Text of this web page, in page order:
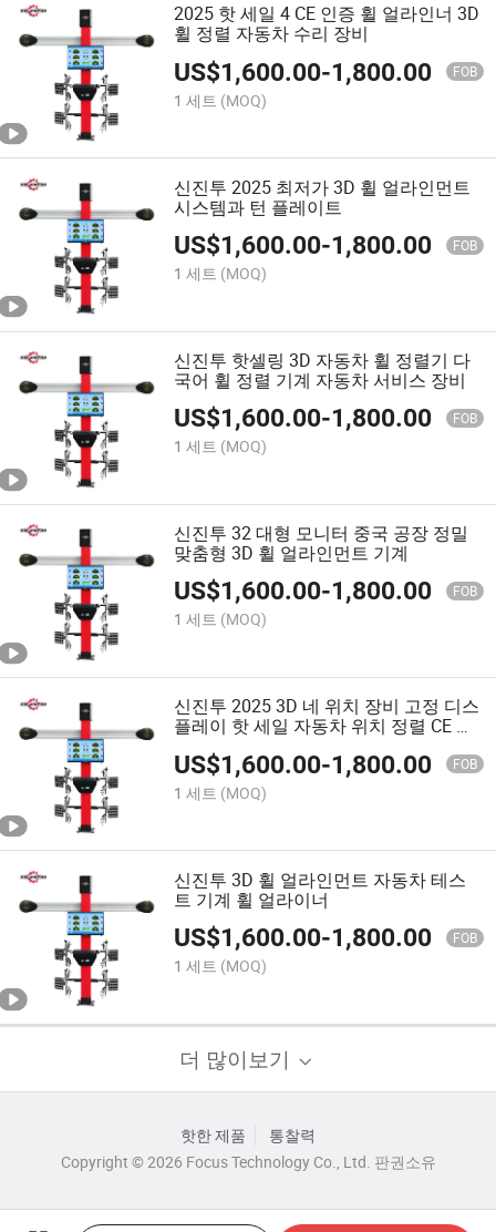
2025 핫 세일 4 CE 인증 휠 얼라인너 3D
휠 정렬 자동차 수리 장비
US$1,600.00-1,800.00 FOB
1 세트 (MOQ)
신진투 2025 최저가 3D 휠 얼라인먼트
시스템과 턴 플레이트
US$1,600.00-1,800.00 FOB
1 세트 (MOQ)
신진투 핫셀링 3D 자동차 휠 정렬기 다
국어 휠 정렬 기계 자동차 서비스 장비
US$1,600.00-1,800.00 FOB
1 세트 (MOQ)
신진투 32 대형 모니터 중국 공장 정밀
맞춤형 3D 휠 얼라인먼트 기계
US$1,600.00-1,800.00 FOB
1 세트 (MOQ)
신진투 2025 3D 네 위치 장비 고정 디스
플레이 핫 세일 자동차 위치 정렬 CE 인
US$1,600.00-1,800.00 FOB
1 세트 (MOQ)
신진투 3D 휠 얼라인먼트 자동차 테스
트 기계 휠 얼라이너
US$1,600.00-1,800.00 FOB
1 세트 (MOQ)
더 많이보기
핫한 제품
통찰력
Copyright © 2026 Focus Technology Co., Ltd. 판권소유